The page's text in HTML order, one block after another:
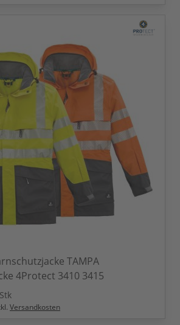
TAMPA
4Protect 3410 3415
Versandkosten